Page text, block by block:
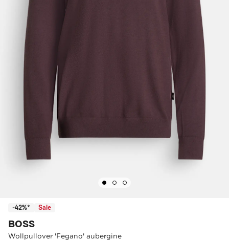
-42%* Sale
BOSS
Wollpullover 'Fegano' aubergine